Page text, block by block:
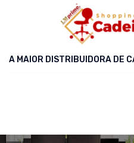
A MAIOR DISTRIBUIDORA DE